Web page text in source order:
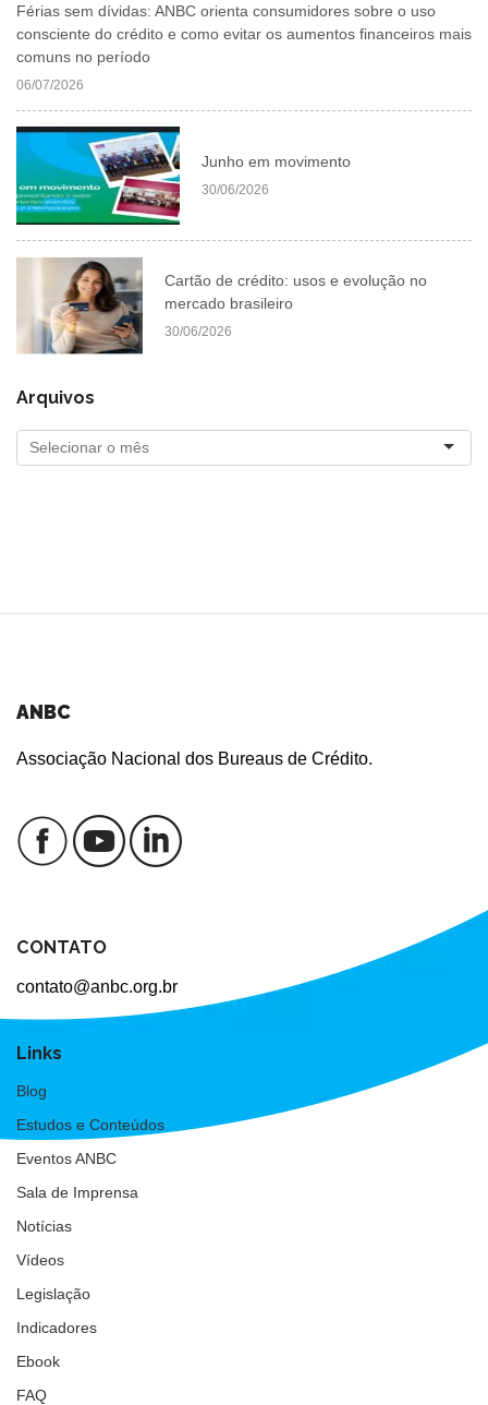
Férias sem dívidas: ANBC orienta consumidores sobre o uso
consciente do crédito e como evitar os aumentos financeiros mais
comuns no período
06/07/2026
Junho em movimento
30/06/2026
Cartão de crédito: usos e evolução no
mercado brasileiro
30/06/2026
Arquivos
ANBC
Associação Nacional dos Bureaus de Crédito.
CONTATO
contato@anbc.org.br
Links
Blog
Estudos e Conteúdos
Eventos ANBC
Sala de Imprensa
Notícias
Vídeos
Legislação
Indicadores
Ebook
FAQ